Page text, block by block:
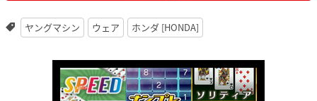
ヤングマシン ウェア ホンダ [HONDA]